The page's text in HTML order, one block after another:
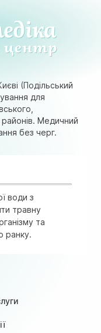
(Подільський
для
Медичний
без черг.
води з
травну
та
ранку.